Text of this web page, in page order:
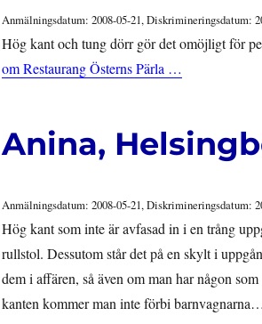
Anmälningsdatum: 2008-05-21, Diskrimineringsdatum:
Hög kant och tung dörr gör det omöjligt för
om Restaurang Österns Pärla …
Anina,
Anmälningsdatum: 2008-05-21, Diskrimineringsdatum:
Hög kant som inte är avfasad in i en trång
rullstol. Dessutom står det på en skylt i
dem i affären, så även om man har någon
kanten kommer man inte förbi